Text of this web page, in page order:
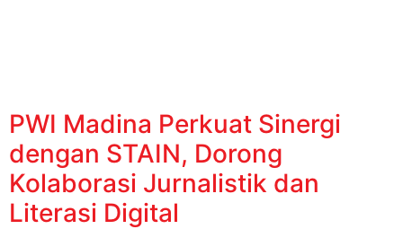
PWI Madina Perkuat Sinergi
dengan STAIN, Dorong
Kolaborasi Jurnalistik dan
Literasi Digital